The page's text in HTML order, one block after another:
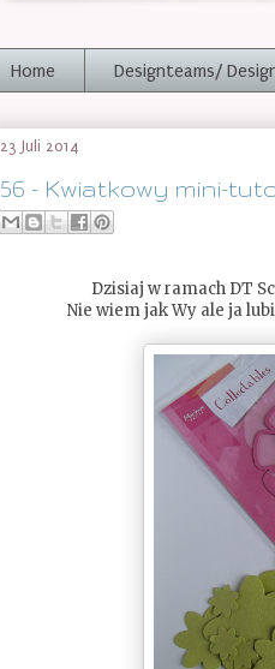
Home Designteams/
23 Juli 2014
56 - Kwiatkowy mini-
Dzisiaj w ramach DT
Nie wiem jak Wy ale ja